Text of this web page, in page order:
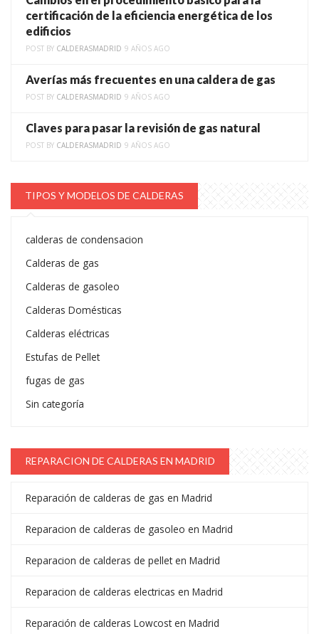
certificación de la eficiencia energética de los
edificios
POST BY CALDERASMADRID 9 AÑOS AGO
Averías más frecuentes en una caldera de gas
POST BY CALDERASMADRID 9 AÑOS AGO
Claves para pasar la revisión de gas natural
POST BY CALDERASMADRID 9 AÑOS AGO
TIPOS Y MODELOS DE CALDERAS
calderas de condensacion
Calderas de gas
Calderas de gasoleo
Calderas Domésticas
Calderas eléctricas
Estufas de Pellet
fugas de gas
Sin categoría
REPARACION DE CALDERAS EN MADRID
Reparación de calderas de gas en Madrid
Reparacion de calderas de gasoleo en Madrid
Reparacion de calderas de pellet en Madrid
Reparacion de calderas electricas en Madrid
Reparación de calderas Lowcost en Madrid